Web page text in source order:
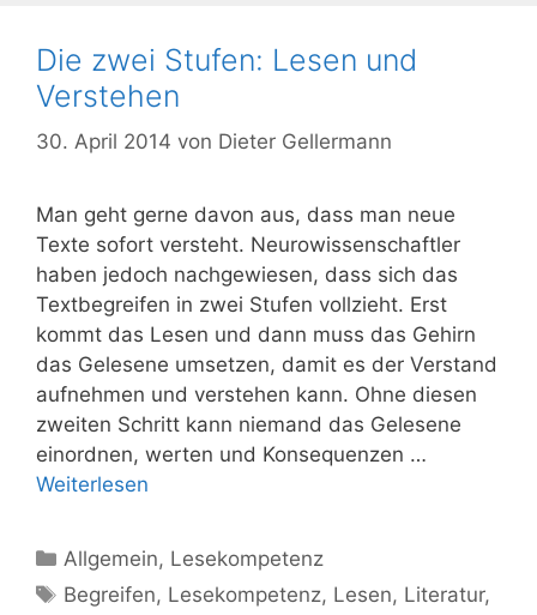
Die zwei Stufen: Lesen und
Verstehen
30. April 2014 von Dieter Gellermann
Man geht gerne davon aus, dass man neue
Texte sofort versteht. Neurowissenschaftler
haben jedoch nachgewiesen, dass sich das
Textbegreifen in zwei Stufen vollzieht. Erst
kommt das Lesen und dann muss das Gehirn
das Gelesene umsetzen, damit es der Verstand
aufnehmen und verstehen kann. Ohne diesen
zweiten Schritt kann niemand das Gelesene
einordnen, werten und Konsequenzen …
Weiterlesen
Kategorien
Allgemein, Lesekompetenz
Schlagwörter
Begreifen, Lesekompetenz, Lesen, Literatur,